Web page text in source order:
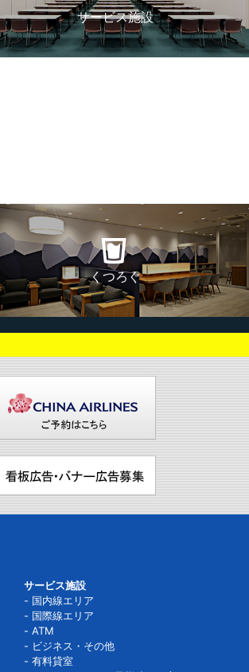
サービス施設
くつろぐ
サービス施設
国内線エリア
国際線エリア
ATM
ビジネス・その他
有料貸室